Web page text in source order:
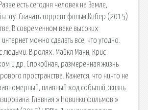
есть сегодня человек на Земле,
эту. Скачать торрент фильм Кибер (2015)
В современном веке высоких
можно сделать все, что угодно.
людьми. В ролях: Майкл Манн, Крис
и др. Спокойная, размеренная жизнь
пространства. Кажется, что ничто не
плавный ход событий, жизнь
Главная » Новинки фильмов »